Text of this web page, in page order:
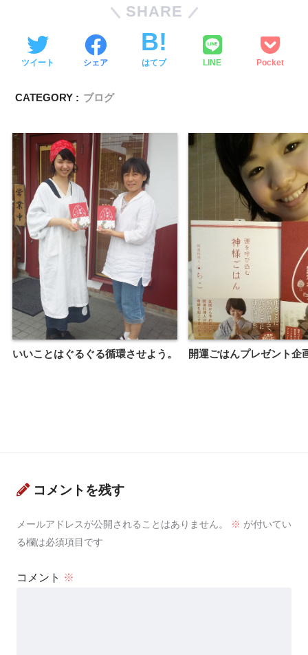
SHARE
ツイート シェア はてブ LINE Pocket
CATEGORY : ブログ
いいことはぐるぐる循環させよう。 開運ごはんプレゼント企
コメントを残す
メールアドレスが公開されることはありません。 ※ が付いてい
る欄は必須項目です
コメント ※